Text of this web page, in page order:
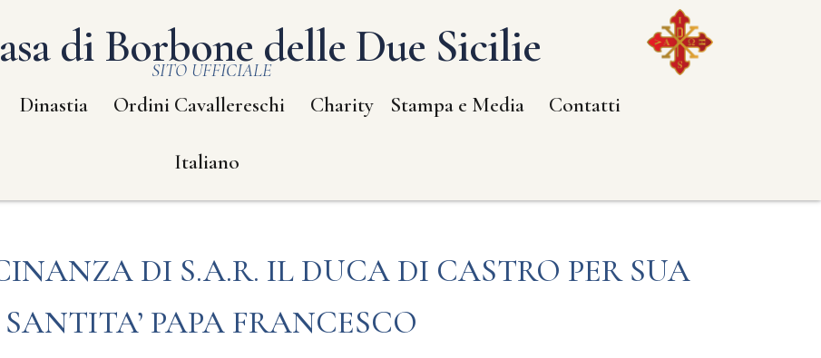
di Borbone delle Due Sicilie
SITO UFFICIALE
Dinastia Ordini Cavallereschi Charity Stampa e Media Contatti
Italiano
DI S.A.R. IL DUCA DI CASTRO PER SUA
SANTITA’ PAPA FRANCESCO